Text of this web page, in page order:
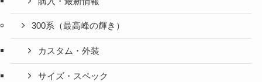
300系（最高峰の輝き）
カスタム・外装
サイズ・スペック